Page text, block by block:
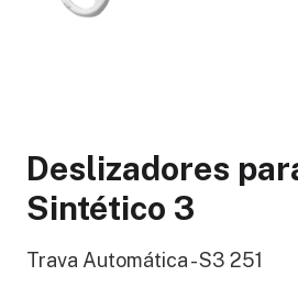
Deslizadores
Sintético 3
Trava Automática - S3 251